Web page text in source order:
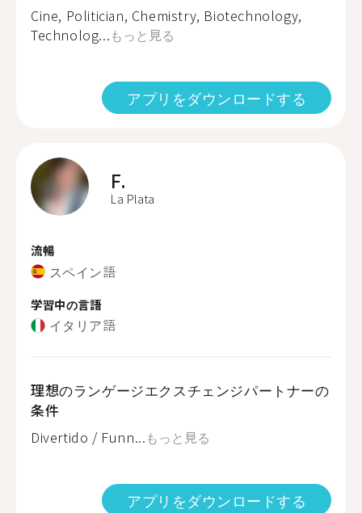
Cine, Politician, Chemistry, Biotechnology,
Technolog...もっと見る
アプリをダウンロードする
F.
La Plata
流暢
スペイン語
学習中の言語
イタリア語
理想のランゲージエクスチェンジパートナーの
条件
Divertido / Funn...もっと見る
アプリをダウンロードする